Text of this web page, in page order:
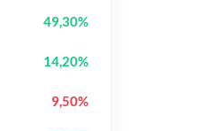
49,30%
14,20%
9,50%